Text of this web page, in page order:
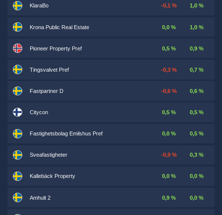
KlaraBo -0,1 % 1,0 %
Krona Public Real Estate 0,0 % 1,0 %
Pioneer Property Pref 0,5 % 0,9 %
Tingsvalvet Pref -0,3 % 0,7 %
Fastpartner D -0,6 % 0,6 %
Citycon 0,5 % 0,5 %
Fastighetsbolag Emilshus Pref 0,0 % 0,5 %
Sveafastigheter -0,9 % 0,3 %
Kallebäck Property 0,0 % 0,0 %
Amhult 2 0,9 % 0,0 %